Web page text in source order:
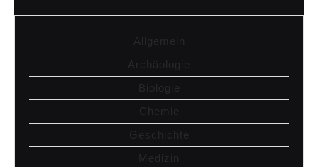
Allgemein
Archäologie
Biologie
Chemie
Geschichte
Medizin